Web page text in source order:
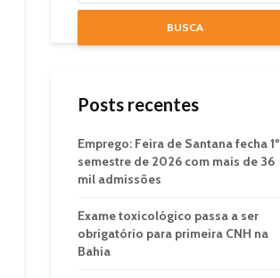
BUSCA
Posts recentes
Emprego: Feira de Santana fecha 1º
semestre de 2026 com mais de 36
mil admissões
Exame toxicológico passa a ser
obrigatório para primeira CNH na
Bahia